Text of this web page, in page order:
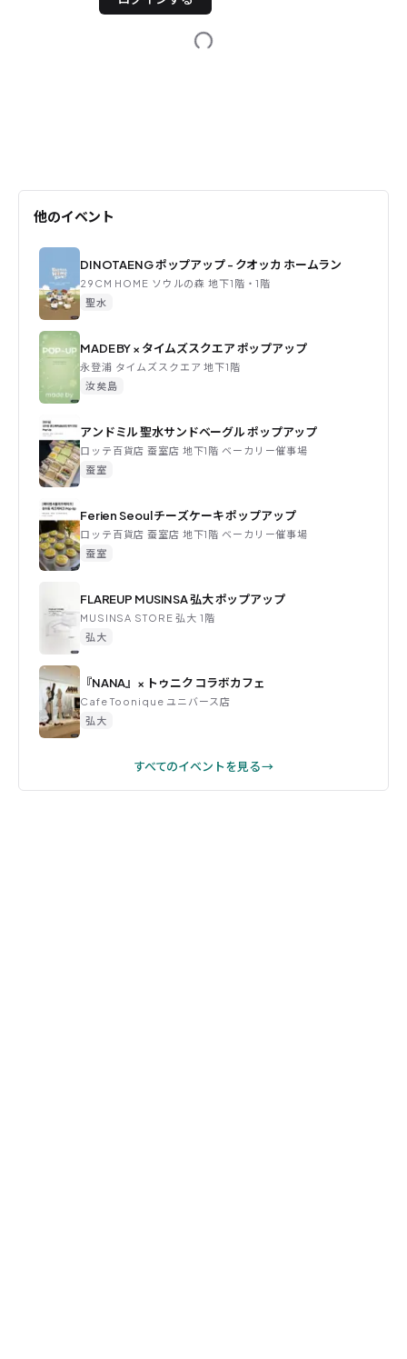
他のイベント
DINOTAENG ポップアップ - クオッカ ホームラン
29CM HOME ソウルの森 地下1階・1階
聖水
MADE BY × タイムズスクエア ポップアップ
永登浦 タイムズスクエア 地下1階
汝矣島
アンドミル 聖水サンドベーグル ポップアップ
ロッテ百貨店 蚕室店 地下1階 ベーカリー催事場
蚕室
Ferien Seoul チーズケーキ ポップアップ
ロッテ百貨店 蚕室店 地下1階 ベーカリー催事場
蚕室
FLAREUP MUSINSA 弘大 ポップアップ
MUSINSA STORE 弘大 1階
弘大
『NANA』× トゥニク コラボカフェ
Cafe Toonique ユニバース店
弘大
すべてのイベントを見る →